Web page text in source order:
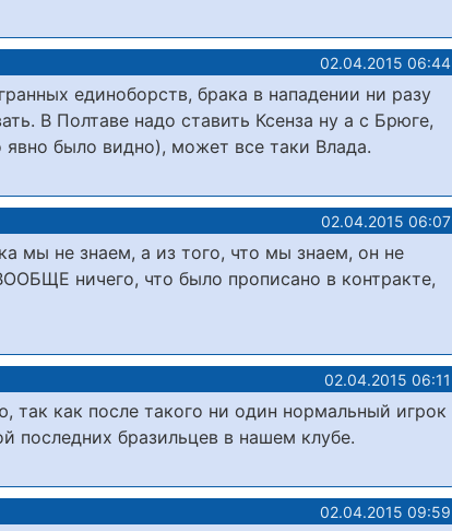
02.04.2015 06:44
единоборств, брака в нападении ни разу
В Полтаве надо ставить Ксенза ну а с Брюге,
было видно), может все таки Влада.
02.04.2015 06:07
мы не знаем, а из того, что мы знаем, он не
ничего, что было прописано в контракте,
02.04.2015 06:11
как после такого ни один нормальный игрок
последних бразильцев в нашем клубе.
02.04.2015 09:59